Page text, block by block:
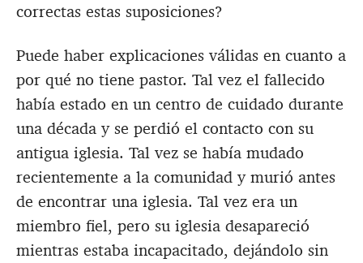
correctas estas suposiciones?
Puede haber explicaciones válidas en cuanto a
por qué no tiene pastor. Tal vez el fallecido
había estado en un centro de cuidado durante
una década y se perdió el contacto con su
antigua iglesia. Tal vez se había mudado
recientemente a la comunidad y murió antes
de encontrar una iglesia. Tal vez era un
miembro fiel, pero su iglesia desapareció
mientras estaba incapacitado, dejándolo sin